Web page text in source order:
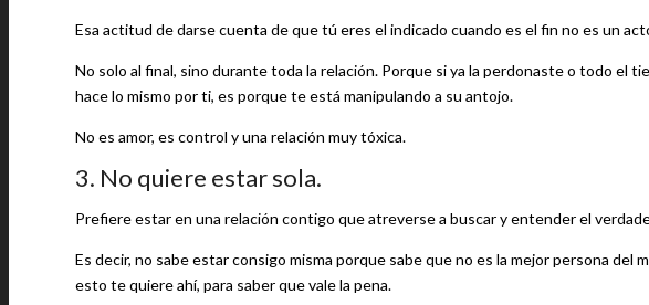
Esa actitud de darse cuenta de que tú eres el indicado cuando es el fin no es un
No solo al final, sino durante toda la relación. Porque si ya la perdonaste o todo el
hace lo mismo por ti, es porque te está manipulando a su antojo.
No es amor, es control y una relación muy tóxica.
3. No quiere estar sola.
Prefiere estar en una relación contigo que atreverse a buscar y entender el
Es decir, no sabe estar consigo misma porque sabe que no es la mejor persona
esto te quiere ahí, para saber que vale la pena.